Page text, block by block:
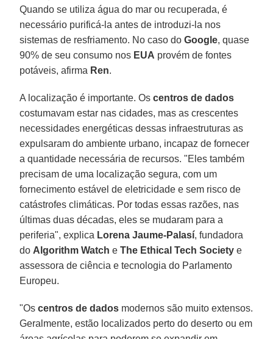
Quando se utiliza água do mar ou recuperada, é
necessário purificá-la antes de introduzi-la nos
sistemas de resfriamento. No caso doGoogle, quase
90% de seu consumo nos EUA provém de fontes
potáveis, afirma Ren.
A localização é importante. Oscentros de dados
costumavam estar nas cidades, mas as crescentes
necessidades energéticas dessas infraestruturas as
expulsaram do ambiente urbano, incapaz de fornecer
a quantidade necessária de recursos. "Eles também
precisam de uma localização segura, com um
fornecimento estável de eletricidade e sem risco de
catástrofes climáticas. Por todas essas razões, nas
últimas duas décadas, eles se mudaram para a
periferia", explica Lorena Jaume-Palasí, fundadora
do Algorithm Watch eThe Ethical Tech Society e
assessora de ciência e tecnologia do Parlamento
Europeu.
"Oscentros de dados modernos são muito extensos.
Geralmente, estão localizados perto do deserto ou em